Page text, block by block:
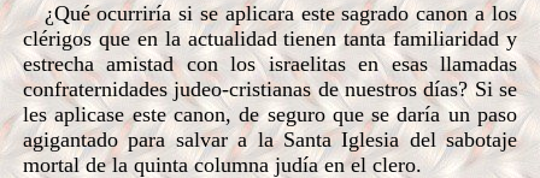
¿Qué ocurriría si se aplicara este sagrado canon a los
clérigos que en la actualidad tienen tanta familiaridad y
estrecha amistad con los israelitas en esas llamadas
confraternidades judeo-cristianas de nuestros días? Si se
les aplicase este canon, de seguro que se daría un paso
agigantado para salvar a la Santa Iglesia del sabotaje
mortal de la quinta columna judía en el clero.